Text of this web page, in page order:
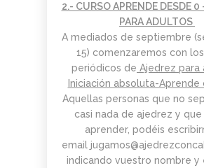
2.- CURSO APRENDE DESDE 0
PARA ADULTOS
A mediados de septiembre
15) comenzaremos con
periódicos de Ajedrez para
Iniciación absoluta-Aprende
Aquellas personas que no
casi nada de ajedrez y que
aprender, podéis
email
indicando vuestro nombre y